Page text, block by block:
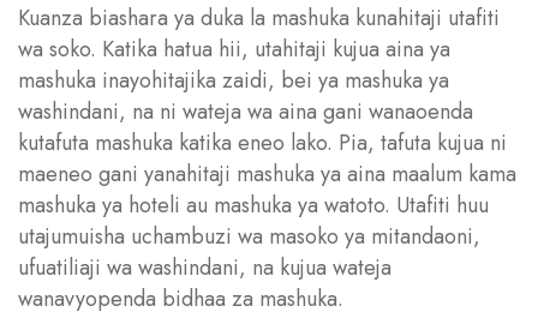
Kuanza biashara ya duka la mashuka kunahitaji utafiti
wa soko. Katika hatua hii, utahitaji kujua aina ya
mashuka inayohitajika zaidi, bei ya mashuka ya
washindani, na ni wateja wa aina gani wanaoenda
kutafuta mashuka katika eneo lako. Pia, tafuta kujua ni
maeneo gani yanahitaji mashuka ya aina maalum kama
mashuka ya hoteli au mashuka ya watoto. Utafiti huu
utajumuisha uchambuzi wa masoko ya mitandaoni,
ufuatiliaji wa washindani, na kujua wateja
wanavyopenda bidhaa za mashuka.